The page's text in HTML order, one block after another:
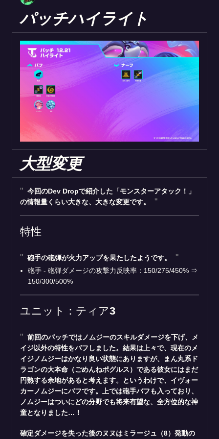
パッチハイライト
大型変更
今回のDev Dropで紹介した「モンスターアタック！」
の情報量くらい大きな、大きな変更です。
特性
砲手の砲弾が火力アップを果たしたようです。
砲手 - 砲弾ダメージの攻撃力反映率：150/275/450% ⇒
150/300/500%
ユニット：ティア3
前回のパッチではノムジーのスキルダメージを下げ、メ
イジ以外の特性をバフしました。結果は上々で、現在のメ
イジノムジーはかなり良い状態にありますが、まん丸系ド
ラゴンの大本命（ごめんねポグルス）である彼女にはまだ
円熟する余地があると考えます。というわけで、イヴォー
カーノムジーにバフです。上では砲手バフも入っており、
ノムジーはついにどの分野でも将来有望な、全方位的な神
童となりました…！
確定ダメージを失った後のヌヌはミラージュ（8）発動の